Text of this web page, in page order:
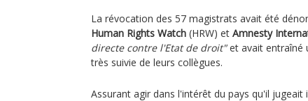
La révocation des 57 magistrats avait été
Human Rights Watch (HRW) et Amnesty
directe contre l'Etat de droit"et avait entraîné
très suivie de leurs collègues.
Assurant agir dans l'intérêt du pays qu'il jugeait